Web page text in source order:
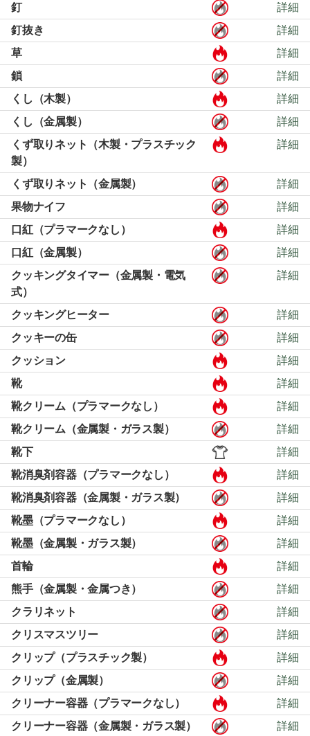
釘
詳細
釘抜き
詳細
草
詳細
鎖
詳細
くし（木製）
詳細
くし（金属製）
詳細
くず取りネット（木製・プラスチック
製）
詳細
くず取りネット（金属製）
詳細
果物ナイフ
詳細
口紅（プラマークなし）
詳細
口紅（金属製）
詳細
クッキングタイマー（金属製・電気
式）
詳細
クッキングヒーター
詳細
クッキーの缶
詳細
クッション
詳細
靴
詳細
靴クリーム（プラマークなし）
詳細
靴クリーム（金属製・ガラス製）
詳細
靴下
詳細
靴消臭剤容器（プラマークなし）
詳細
靴消臭剤容器（金属製・ガラス製）
詳細
靴墨（プラマークなし）
詳細
靴墨（金属製・ガラス製）
詳細
首輪
詳細
熊手（金属製・金属つき）
詳細
クラリネット
詳細
クリスマスツリー
詳細
クリップ（プラスチック製）
詳細
クリップ（金属製）
詳細
クリーナー容器（プラマークなし）
詳細
クリーナー容器（金属製・ガラス製）
詳細